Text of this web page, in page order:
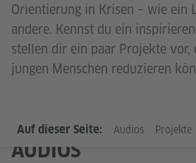
Orientierung in Krisen – wie ein
andere. Kennst du ein
stellen dir ein paar Projekte vor,
jungen Menschen reduzieren
Auf dieser Seite: Audios Projekte
AUDIOS